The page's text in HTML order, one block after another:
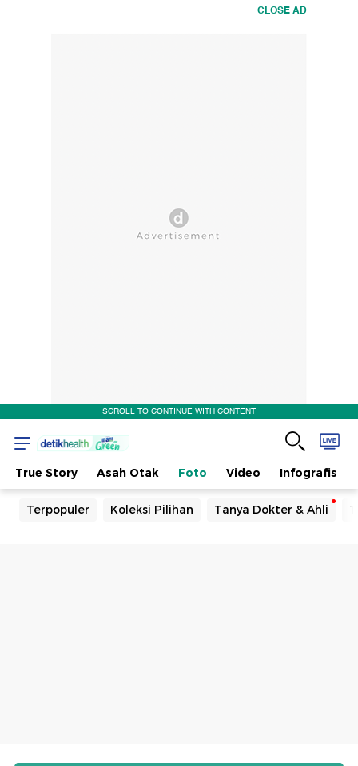
CLOSE AD
SCROLL TO CONTINUE WITH CONTENT
True Story Asah Otak Foto Video Infografis
Terpopuler Koleksi Pilihan Tanya Dokter & Ahli